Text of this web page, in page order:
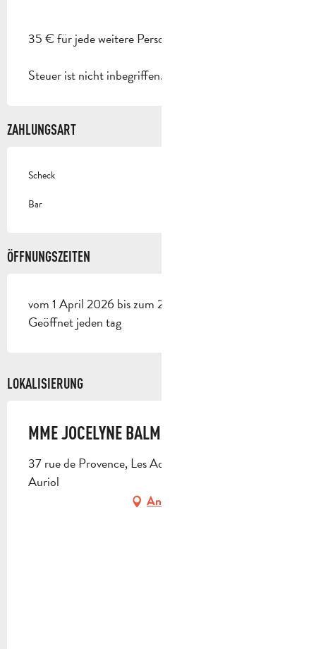
35 € für jede weitere Person.
Steuer ist nicht inbegriffen.
ZAHLUNGSART
Scheck
Bar
ÖFFNUNGSZEITEN
vom 1 April 2026 bis zum 2 November 2026 -
Geöffnet jeden tag
LOKALISIERUNG
MME JOCELYNE BALME
37 rue de Provence, Les Adrechs Ouest, 13390
Auriol
Anfahrt